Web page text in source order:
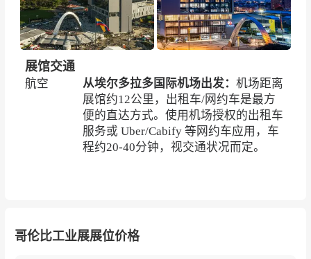
展馆交通
航空 从埃尔多拉多国际机场出发：机场距离
展馆约12公里，出租车/网约车是最方
便的直达方式。使用机场授权的出租车
服务或 Uber/Cabify 等网约车应用，车
程约20-40分钟，视交通状况而定。
哥伦比工业展展位价格